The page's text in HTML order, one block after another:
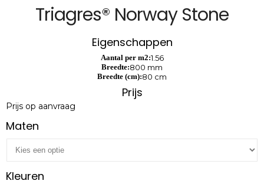
Triagres® Norway Stone
Eigenschappen
Aantal per m2:1.56
Breedte:800 mm
Breedte (cm):80 cm
Prijs
Prijs op aanvraag
Maten
Kleuren